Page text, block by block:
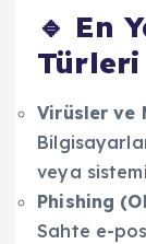
🔹 En
Türleri
Virüsler ve
veya
Phishing
Sahte e-